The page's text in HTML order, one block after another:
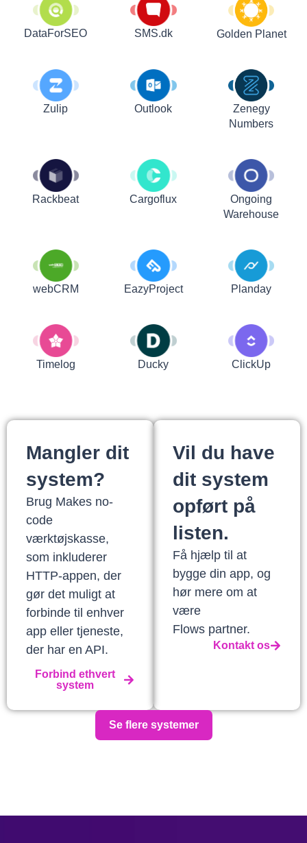
DataForSEO SMS.dk Golden Planet
Zulip Outlook
Zenegy
Numbers
Rackbeat Cargoflux
Ongoing
Warehouse
webCRM EazyProject Planday
Timelog Ducky ClickUp
Mangler dit
system?
Brug Makes no-
code
værktøjskasse,
som inkluderer
HTTP-appen, der
gør det muligt at
forbinde til enhver
app eller tjeneste,
der har en API.
Forbind ethvert
system
Vil du have
dit system
opført på
listen.
Få hjælp til at
bygge din app, og
hør mere om at
være
Flows partner.
Kontakt os
Se flere systemer